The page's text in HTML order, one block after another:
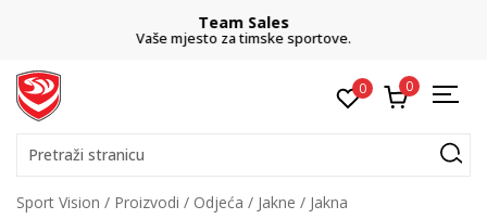
Team Sales
Vaše mjesto za timske sportove.
0 0
Pretraži stranicu
Sport Vision Proizvodi Odjeća Jakne
Jakna